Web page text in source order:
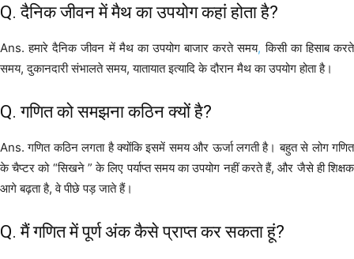
Q. दैनिक जीवन में मैथ का उपयोग कहां होता है?
Ans. हमारे दैनिक जीवन में मैथ का उपयोग बाजार करते समय, किसी का हिसाब करते
समय, दुकानदारी संभालते समय, यातायात इत्यादि के दौरान मैथ का उपयोग होता है।
Q. गणित को समझना कठिन क्यों है?
Ans. गणित कठिन लगता है क्योंकि इसमें समय और ऊर्जा लगती है। बहुत से लोग गणित
के चैप्टर को “सिखने ” के लिए पर्याप्त समय का उपयोग नहीं करते हैं, और जैसे ही शिक्षक
आगे बढ़ता है, वे पीछे पड़ जाते हैं।
Q. मैं गणित में पूर्ण अंक कैसे प्राप्त कर सकता हूं?